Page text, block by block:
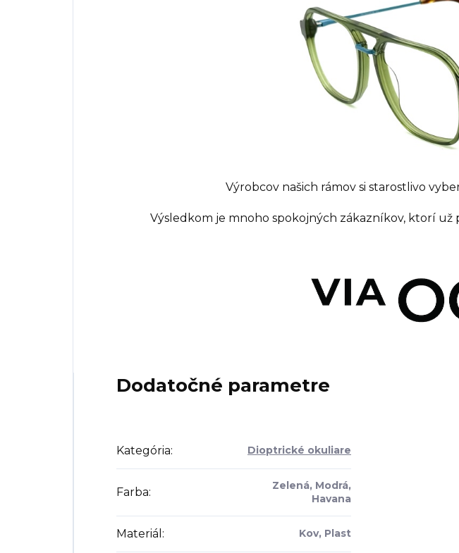
Výrobcov našich rámov si starostlivo
Výsledkom je mnoho spokojných zákazníkov, ktorí už
Dodatočné parametre
Kategória: Dioptrické okuliare
Farba:
Zelená, Modrá,
Havana
Materiál : Kov, Plast